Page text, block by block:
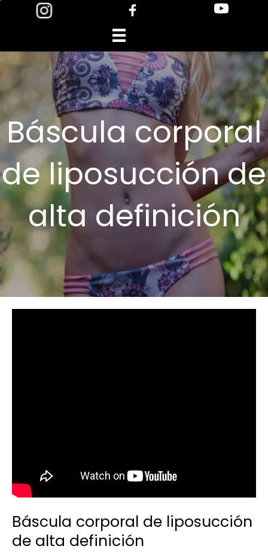
Báscula corporal
de liposucción de
alta definición
Báscula corporal de liposucción
de alta definición